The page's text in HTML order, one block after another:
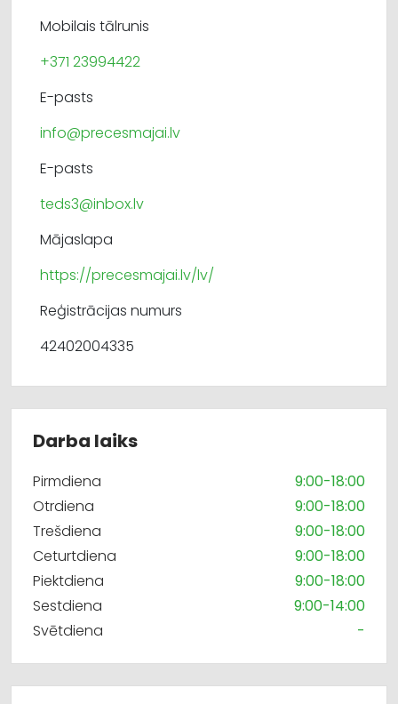
Mobilais tālrunis
+371 23994422
E-pasts
info@precesmajai.lv
E-pasts
teds3@inbox.lv
Mājaslapa
https://precesmajai.lv/lv/
Reģistrācijas numurs
42402004335
Darba laiks
Pirmdiena
9:00-18:00
Otrdiena
9:00-18:00
Trešdiena
9:00-18:00
Ceturtdiena
9:00-18:00
Piektdiena
9:00-18:00
Sestdiena
9:00-14:00
Svētdiena
-